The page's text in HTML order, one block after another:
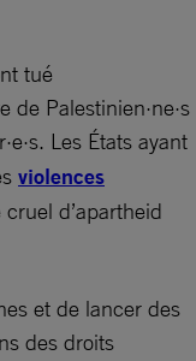
tué
Palestinien·ne·s
Les États ayant
violences
d’apartheid
et de lancer des
des droits